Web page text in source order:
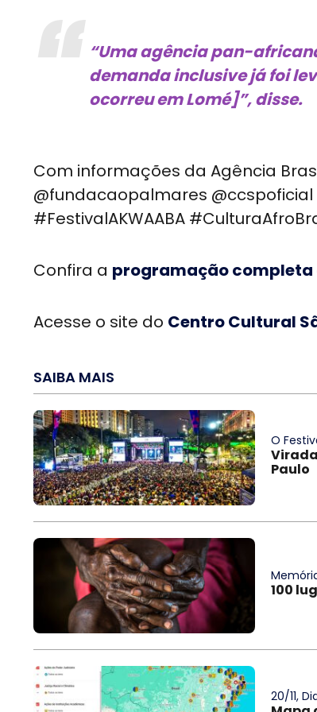
“Uma agência pan-
demanda inclusive já foi
ocorreu em Lomé]”, disse.
Com informações da Agência
@fundacaopalmares @ccspoficial
#FestivalAKWAABA
Confira a programação completa
Acesse o site do Centro Cultural
SAIBA MAIS
O
Paulo
100
20/11,